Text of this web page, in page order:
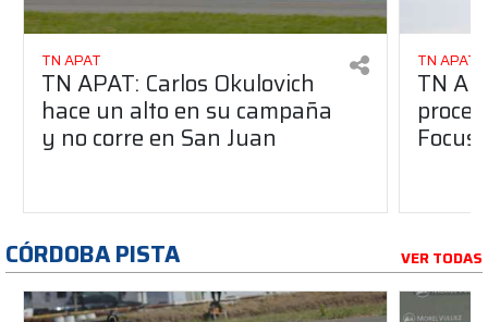
TN APAT
TN APAT: Carlos Okulovich
hace un alto en su campaña
y no corre en San Juan
TN APAT
TN
Focus
CÓRDOBA PISTA VER TODAS